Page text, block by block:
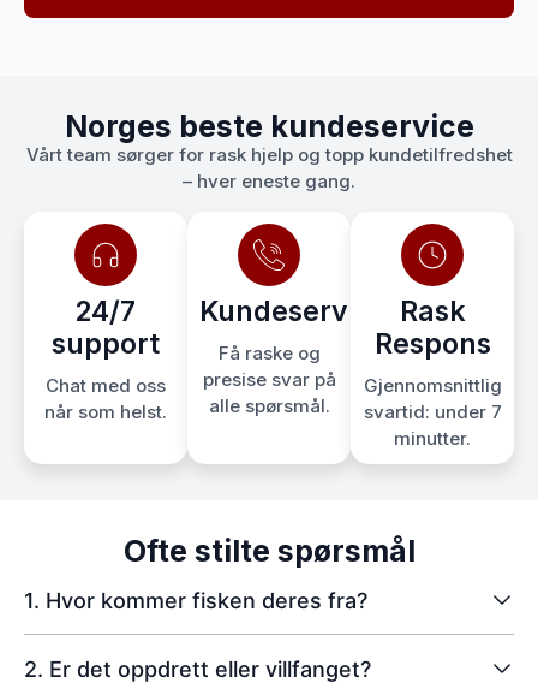
Norges beste kundeservice
Vårt team sørger for rask hjelp og topp kundetilfredshet
– hver eneste gang.
24/7
support
Chat med oss
når som helst.
Kundeservice
Få raske og
presise svar på
alle spørsmål.
Rask
Respons
Gjennomsnittlig
svartid: under 7
minutter.
Ofte stilte spørsmål
1. Hvor kommer fisken deres fra?
2. Er det oppdrett eller villfanget?